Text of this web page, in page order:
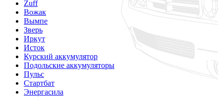
Zuff
Вожак
Вымпе
Зверь
Иркут
Исток
Курский аккумулятор
Подольские аккумуляторы
Пульс
Стартбат
Энергасила